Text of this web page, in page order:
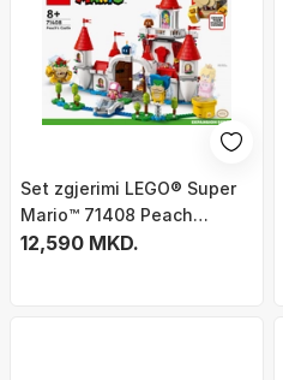
Set zgjerimi LEGO® Super
Mario™ 71408 Peach
Castle, 1216 pjesë
12,590 MKD.